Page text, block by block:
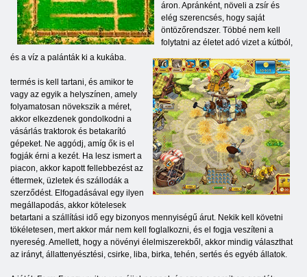
áron. Apránként, növeli a zsír és
elég szerencsés, hogy saját
öntözőrendszer. Többé nem kell
folytatni az életet adó vizet a kútból,
és a víz a palánták ki a kukába.
termés is kell tartani, és amikor te
vagy az egyik a helyszínen, amely
folyamatosan növekszik a méret,
akkor elkezdenek gondolkodni a
vásárlás traktorok és betakarító
gépeket. Ne aggódj, amíg ők is el
fogják érni a kezét. Ha lesz ismert a
piacon, akkor kapott fellebbezést az
éttermek, üzletek és szállodák a
szerződést. Elfogadásával egy ilyen
megállapodás, akkor kötelesek
betartani a szállítási idő egy bizonyos mennyiségű árut. Nekik kell követni
tökéletesen, mert akkor már nem kell foglalkozni, és el fogja veszíteni a
nyereség. Amellett, hogy a növényi élelmiszerekből, akkor mindig választhat
az irányt, állattenyésztési, csirke, liba, birka, tehén, sertés és egyéb állatok.